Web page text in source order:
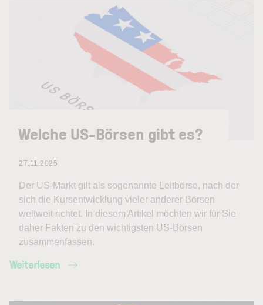
Welche US-Börsen gibt es?
27.11.2025
Der US-Markt gilt als sogenannte Leitbörse, nach der
sich die Kursentwicklung vieler anderer Börsen
weltweit richtet. In diesem Artikel möchten wir für Sie
daher Fakten zu den wichtigsten US-Börsen
zusammenfassen.
Weiterlesen